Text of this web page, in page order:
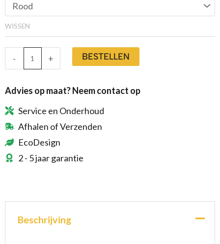
WISSEN
- + BESTELLEN
Advies op maat? Neem contact op
Service en Onderhoud
Afhalen of Verzenden
EcoDesign
2 - 5 jaar garantie
Beschrijving